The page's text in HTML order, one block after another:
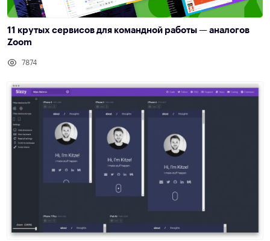
11 крутых сервисов для командной работы — аналогов
Zoom
7874